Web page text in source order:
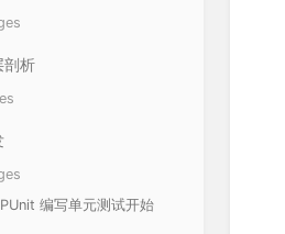
剖析
编写单元测试开始